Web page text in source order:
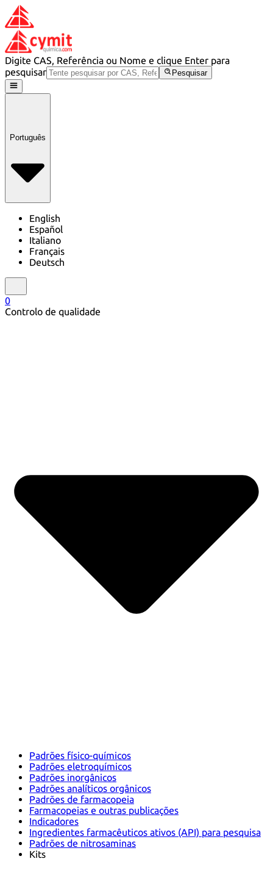
Digite CAS, Referência ou Nome e clique Enter para
pesquisar
Pesquisar
Português
English
Español
Italiano
Français
Deutsch
0
Controlo de qualidade
Padrões físico-químicos
Padrões eletroquímicos
Padrões inorgânicos
Padrões analíticos orgânicos
Padrões de farmacopeia
Farmacopeias e outras publicações
Indicadores
Ingredientes farmacêuticos ativos (API) para pesquisa
Padrões de nitrosaminas
Kits